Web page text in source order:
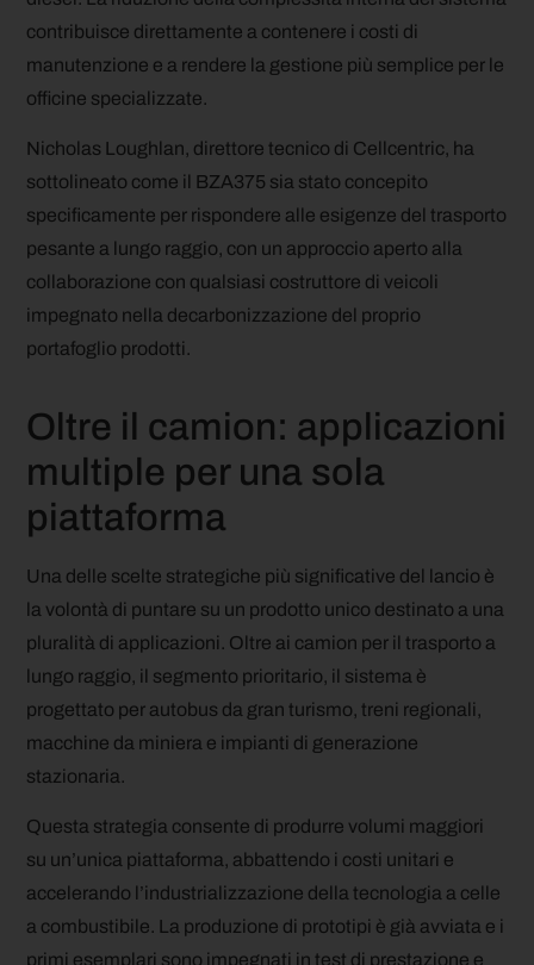
contribuisce direttamente a contenere i costi di
manutenzione e a rendere la gestione più semplice per le
officine specializzate.
Nicholas Loughlan, direttore tecnico di Cellcentric, ha
sottolineato come il BZA375 sia stato concepito
specificamente per rispondere alle esigenze del trasporto
pesante a lungo raggio, con un approccio aperto alla
collaborazione con qualsiasi costruttore di veicoli
impegnato nella decarbonizzazione del proprio
portafoglio prodotti.
Oltre il camion: applicazioni
multiple per una sola
piattaforma
Una delle scelte strategiche più significative del lancio è
la volontà di puntare su un prodotto unico destinato a una
pluralità di applicazioni. Oltre ai camion per il trasporto a
lungo raggio, il segmento prioritario, il sistema è
progettato per autobus da gran turismo, treni regionali,
macchine da miniera e impianti di generazione
stazionaria.
Questa strategia consente di produrre volumi maggiori
su un’unica piattaforma, abbattendo i costi unitari e
accelerando l’industrializzazione della tecnologia a celle
a combustibile. La produzione di prototipi è già avviata e i
primi esemplari sono impegnati in test di prestazione e